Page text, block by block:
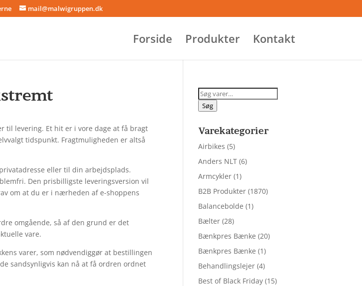
mail@malwigruppen.dk
Forside Produkter Kontakt
til levering. Et hit er i vore dage at få bragt
tidspunkt. Fragtmuligheden er altså
eller til din arbejdsplads.
Den prisbilligste leveringsversion vil
om at du er i nærheden af e-shoppens
omgående, så af den grund er det
vare.
varer, som nødvendiggør at bestillingen
sandsynligvis kan nå at få ordren ordnet
Søg
efter:
Søg
Varekategorier
Airbikes (5)
Anders NLT (6)
Armcykler (1)
B2B Produkter (1870)
Balancebolde (1)
Bælter (28)
Bænkpres Bænke (20)
Bænkpres Bænke (1)
Behandlingslejer (4)
Best of Black Friday (15)